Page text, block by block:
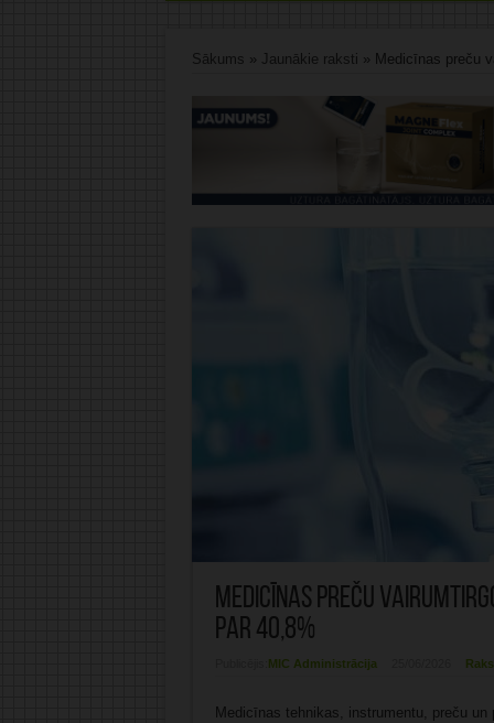
Sākums » Jaunākie raksti » Medicīnas preču
Medicīnas preču
par 40,8%
MIC Administrācija
Medicīnas tehnikas, instrumentu, preču un